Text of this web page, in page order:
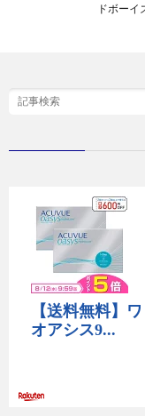
ドボー